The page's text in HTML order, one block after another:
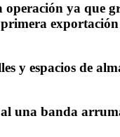
ya que
y espacios de
una banda